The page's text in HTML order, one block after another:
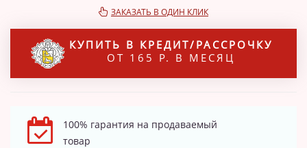
ЗАКАЗАТЬ В ОДИН КЛИК
КУПИТЬ В КРЕДИТ/РАССРОЧКУ
ОТ 165 Р. В МЕСЯЦ
100% гарантия на продаваемый
товар